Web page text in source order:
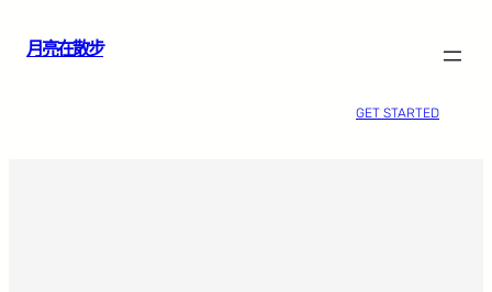
月亮在散步
GET STARTED